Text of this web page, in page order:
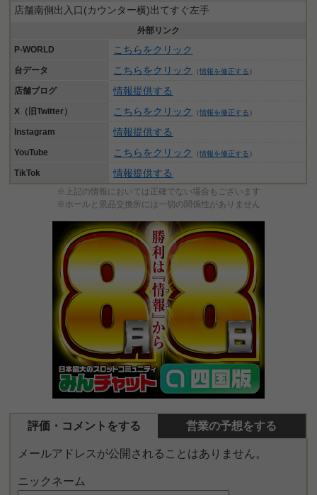
店舗南側出入口(カウンター横)出てすぐ左手
外部リンク
P-WORLD
こちらをクリック
台データ こちらをクリック （情報を修正する ）
店舗ブログ 情報提供する
X（旧Twitter） こちらをクリック （情報を修正する ）
Instagram 情報提供する
YouTube こちらをクリック （情報を修正する ）
TikTok 情報提供する
※上記の情報においては正確でない場合もございます
※ホールと景品交換所には一切の関係性がありません
評価・コメントをする 営業の予想をする
メールアドレスが公開されることはありません。
ニックネーム